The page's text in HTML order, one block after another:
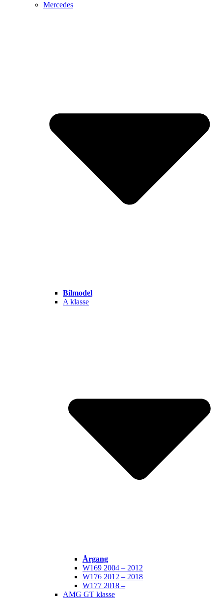
Mercedes
Bilmodel
A klasse
Årgang
W169 2004 – 2012
W176 2012 – 2018
W177 2018 –
AMG GT klasse